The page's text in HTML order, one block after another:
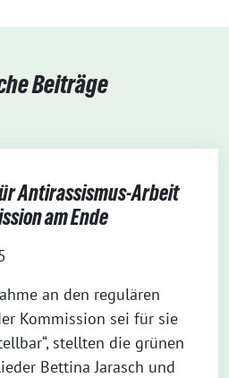
Beiträge
Antirassismus-Arbeit
am Ende
an den regulären
Kommission sei für sie
stellten die grünen
Bettina Jarasch und